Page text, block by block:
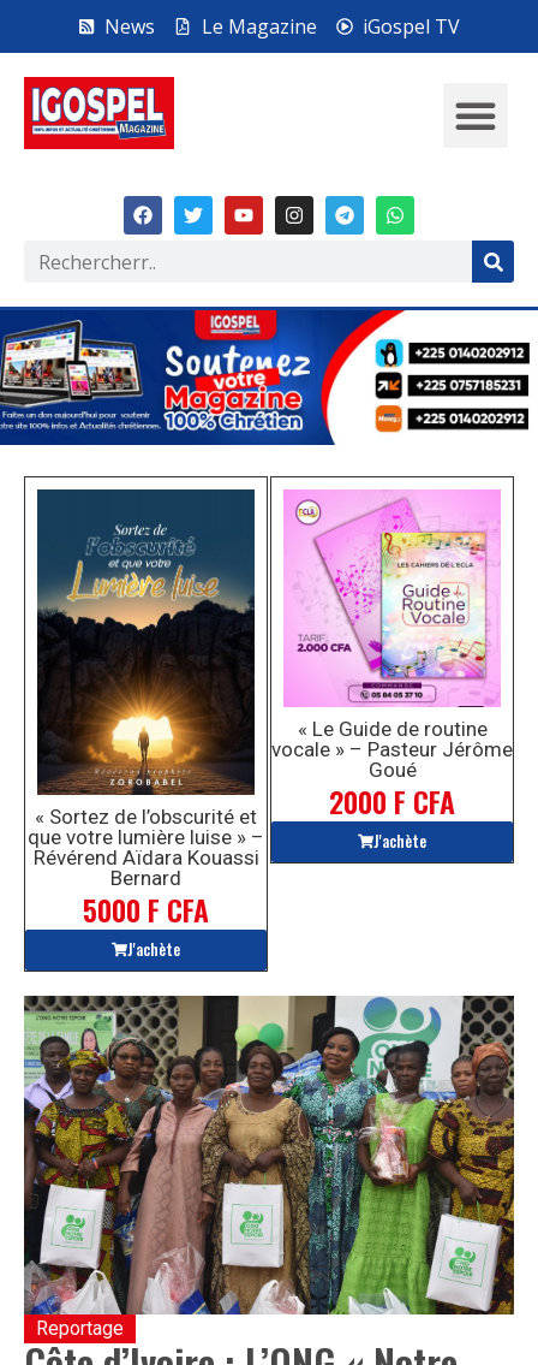
News Le Magazine iGospel TV
« Sortez de l’obscurité et
que votre lumière luise » –
Révérend Aïdara Kouassi
Bernard
5000 F CFA
J'achète
« Le Guide de routine
vocale » – Pasteur Jérôme
Goué
2000 F CFA
J'achète
Reportage